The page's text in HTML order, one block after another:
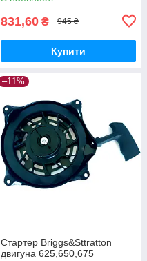
831,60 ₴ 945 ₴
Купити
–11%
Стартер Briggs&Sttratton
двигуна 625,650,675